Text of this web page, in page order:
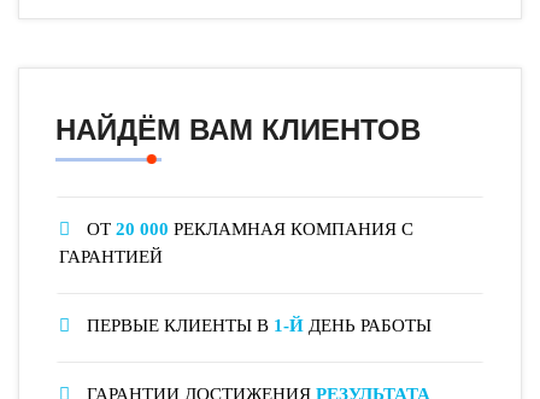
НАЙДЁМ ВАМ КЛИЕНТОВ
ОТ 20 000 РЕКЛАМНАЯ КОМПАНИЯ С
ГАРАНТИЕЙ
ПЕРВЫЕ КЛИЕНТЫ В 1-Й ДЕНЬ РАБОТЫ
ГАРАНТИИ ДОСТИЖЕНИЯ РЕЗУЛЬТАТА